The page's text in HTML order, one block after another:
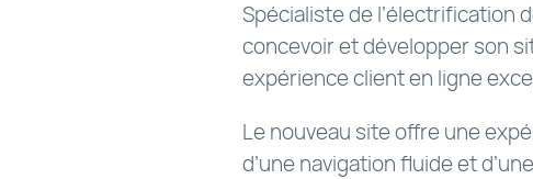
Spécialiste de l’électrification
concevoir et développer son
expérience client en ligne
Le nouveau site offre une
d’une navigation fluide et